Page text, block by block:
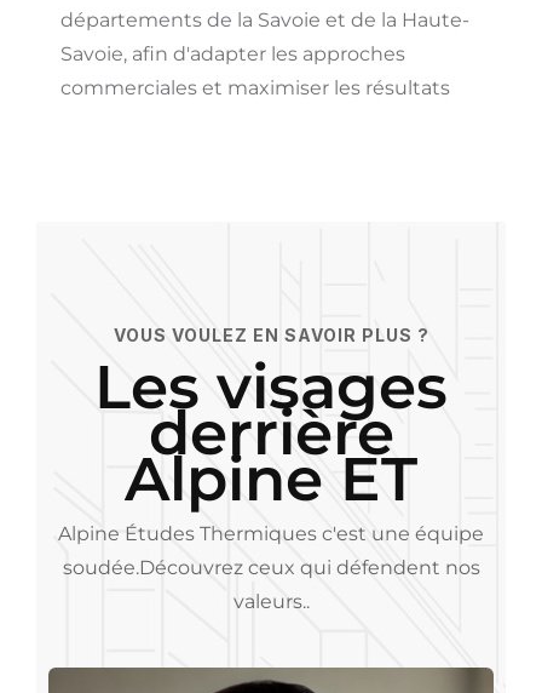
départements de la Savoie et de la Haute-
Savoie, afin d'adapter les approches
commerciales et maximiser les résultats
VOUS VOULEZ EN SAVOIR PLUS ?
Les visages
derrière
Alpine ET
Alpine Études Thermiques c'est une équipe
soudée.Découvrez ceux qui défendent nos
valeurs..